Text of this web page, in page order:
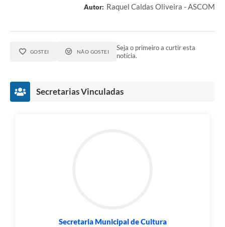
Autor: Raquel Caldas Oliveira - ASCOM
GOSTEI NÃO GOSTEI
Seja o primeiro a curtir esta
notícia.
Secretarias Vinculadas
Secretaria Municipal de Cultura